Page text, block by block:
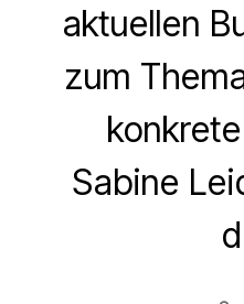
aktuellen
zum
Sabine